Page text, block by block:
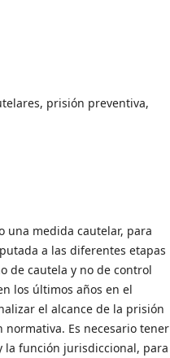
prisión preventiva,
una medida cautelar, para
a las diferentes etapas
de cautela y no de control
los últimos años en el
el alcance de la prisión
Es necesario tener
la función jurisdiccional, para